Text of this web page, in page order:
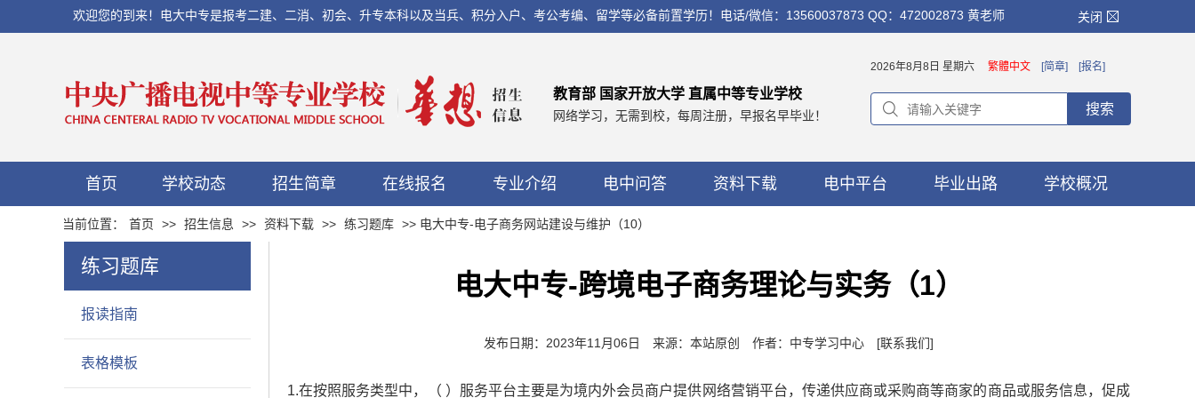
欢迎您的到来！电大中专是报考二建、二消、初会、升专本科以及当兵、积分入户、考公考编、留学等必备前置学历！电话/微信：13560037873 QQ：472002873 黄老师 关闭
教育部 国家开放大学 直属中等专业学校
网络学习，无需到校，每周注册，早报名早毕业！
2026年8月8日 星期六 繁體中文 [简章] [报名]
搜索
首页 学校动态 招生简章 在线报名 专业介绍 电中问答 资料下载 电中平台 毕业出路 学校概况
当前位置： 首页 >> 招生信息 >> 资料下载 >> 练习题库 >> 电大中专-电子商务网站建设与维护（10）
练习题库
报读指南
表格模板
电大中专-跨境电子商务理论与实务（1）
发布日期：2023年11月06日 来源：本站原创 作者：中专学习中心 [联系我们]
1.在按照服务类型中，（ ）服务平台主要是为境内外会员商户提供网络营销平台，传递供应商或采购商等商家的商品或服务信息，促成